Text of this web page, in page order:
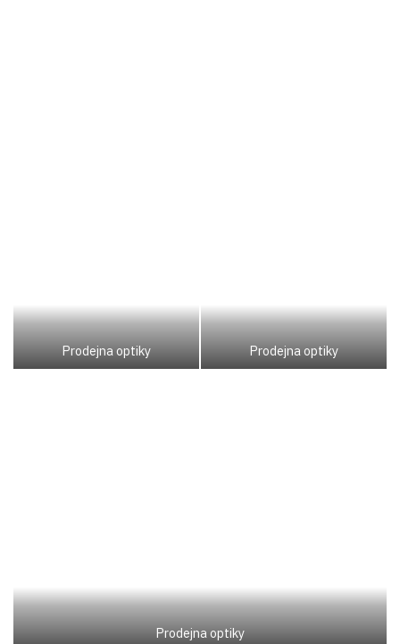
Prodejna optiky Prodejna optiky
Prodejna optiky